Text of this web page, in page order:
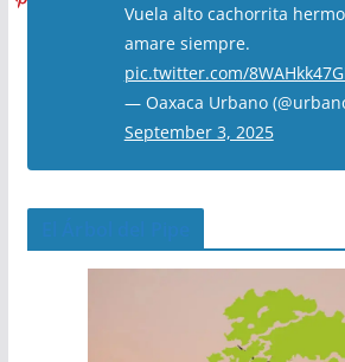
Vuela alto cachorrita
amare siempre.
pic.twitter.com/
— Oaxaca Urbano
September 3, 2025